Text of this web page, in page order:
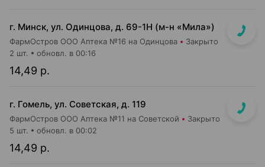
г. Минск, ул. Одинцова, д. 69-1Н (м-н «Мила»)
ФармОстров ООО Аптека №16 на Одинцова Закрыто
14,49 р.
2 шт. обновл. в 00:16
г. Гомель, ул. Советская, д. 119
ФармОстров ООО Аптека №11 на Советской Закрыто
14,49 р.
5 шт. обновл. в 00:02